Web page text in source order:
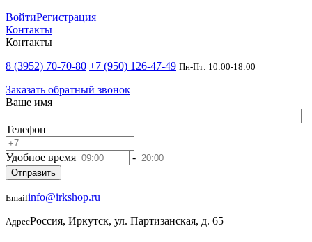
ВойтиРегистрация
Контакты
Контакты
8 (3952) 70-70-80 +7 (950) 126-47-49 Пн-Пт: 10:00-18:00
Заказать обратный звонок
Ваше имя
Телефон
Удобное время -
Отправить
Emailinfo@irkshop.ru
АдресРоссия, Иркутск, ул. Партизанская, д. 65